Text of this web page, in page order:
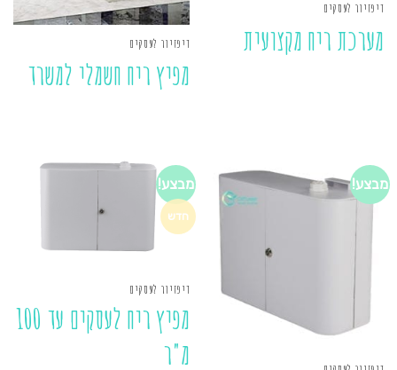
דיפזיור לעסקים
מערכת ריח מקצועית דיפזיור לעסקים
מפיץ ריח חשמלי למשרד
מבצע! מבצע!
חדש
דיפזיור לעסקים
מפיץ ריח לעסקים עד 100
מ"ר